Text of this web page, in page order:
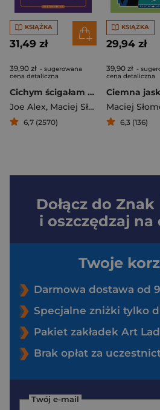
KSIĄŻKA
31,49 zł
39,90 zł - sugerowana
cena detaliczna
Cichym ścigałam go lotem
Joe Alex, Maciej Słomczyński
6,7 (2570)
KSIĄŻKA
29,94 zł
39,90 zł -
cena detaliczna
Ciemna
Maciej
6,3 (136)
Dołącz do Znak
i oszczędzaj na
Twoje
Darmowa dostawa od
Specjalne zniżki tylko
Pakiet zakładek Art
Brak opłat za
Twój e-mail